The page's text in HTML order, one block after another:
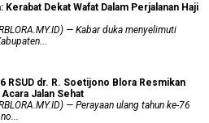
Kerabat Dekat Wafat Dalam Perjalanan Haji
— Kabar duka menyelimuti
RSUD dr. R. Soetijono Blora Resmikan
Jalan Sehat
— Perayaan ulang tahun ke-76